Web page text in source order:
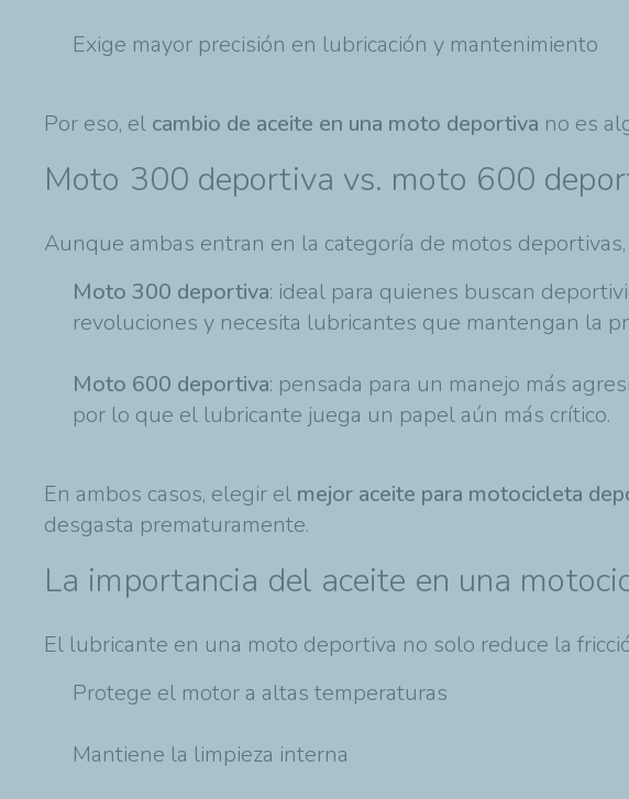
Exige mayor precisión en lubricación y mantenimiento
Por eso, el cambio de aceite en una moto deportiva no es
Moto 300 deportiva vs. moto 600
Aunque ambas entran en la categoría de motos
Moto 300 deportiva: ideal para quienes buscan
revoluciones y necesita lubricantes que mantengan la
Moto 600 deportiva: pensada para un manejo más
por lo que el lubricante juega un papel aún más crítico.
En ambos casos, elegir el mejor aceite para motocicleta
desgasta prematuramente.
La importancia del aceite en una
El lubricante en una moto deportiva no solo reduce la
Protege el motor a altas temperaturas
Mantiene la limpieza interna